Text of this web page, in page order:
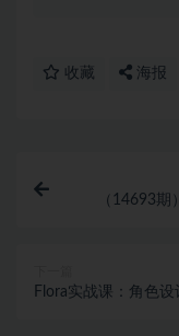
收藏 海报
（14693
Flora实战课：角色